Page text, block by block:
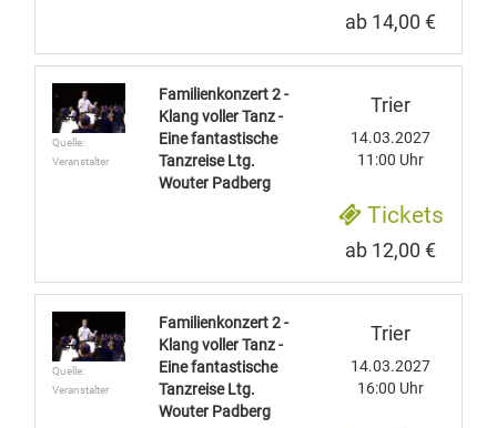
ab 14,00 €
Quelle:
Veranstalter
Familienkonzert 2 -
Klang voller Tanz -
Eine fantastische
Tanzreise Ltg.
Wouter Padberg
Trier
14.03.2027
11:00 Uhr
Tickets
ab 12,00 €
Quelle:
Veranstalter
Familienkonzert 2 -
Klang voller Tanz -
Eine fantastische
Tanzreise Ltg.
Wouter Padberg
Trier
14.03.2027
16:00 Uhr